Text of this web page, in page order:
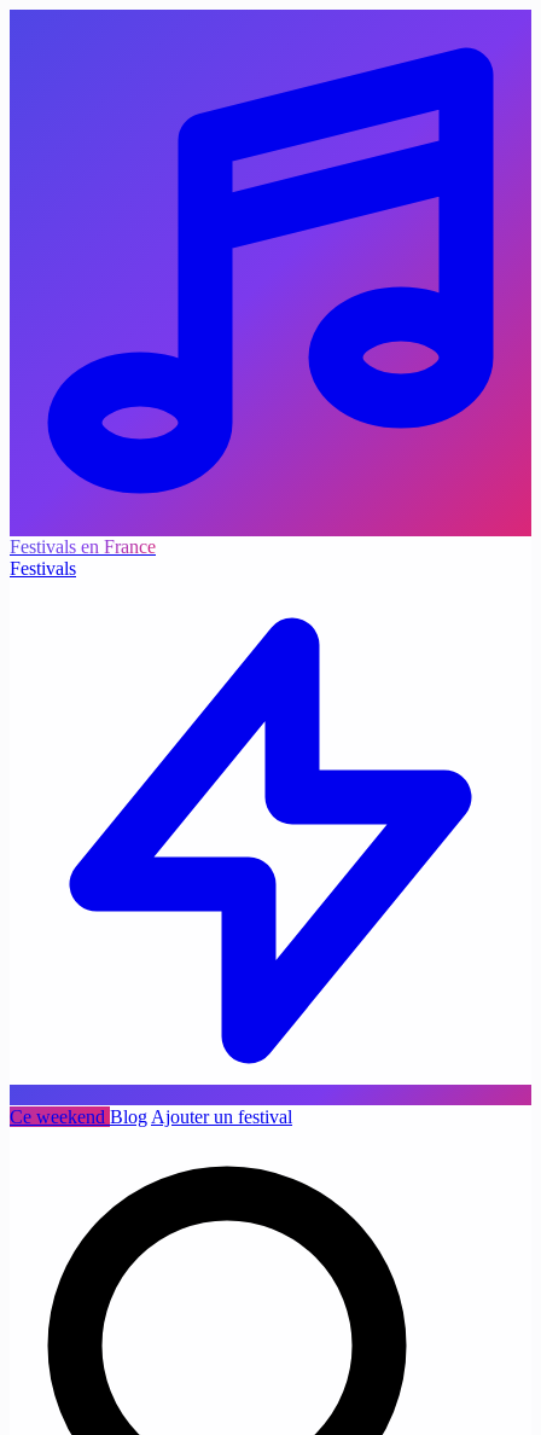
Festivals en France
Festivals
Ce weekend Blog Ajouter un festival